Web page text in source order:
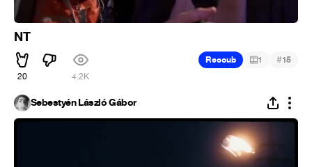
NT
20 4.2K
Recoub 1 #15
Sebestyén László Gábor